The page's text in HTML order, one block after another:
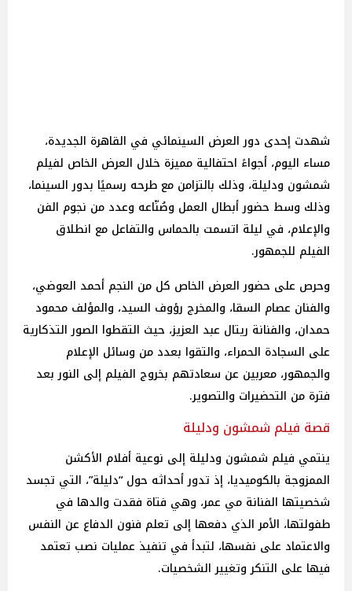
شهدت إحدى دور العرض السينمائي في القاهرة الجديدة،
مساء اليوم، أجواءً احتفالية مميزة خلال العرض الخاص لفيلم
شمشون ودليلة، وذلك بالتزامن مع طرحه رسميًا بدور السينما،
وذلك وسط حضور أبطال العمل وصُنّاعه وعدد من نجوم الفن
والإعلام، في ليلة اتسمت بالحماس والتفاعل مع انطلاق
الفيلم للجمهور.
وحرص على حضور العرض الخاص كل من النجم أحمد العوضي،
والفنان عصام السقا، والمخرج رؤوف السيد، والمؤلف محمود
حمدان، والفنانة ريتال عبد العزيز، حيث التقطوا الصور التذكارية
على السجادة الحمراء، والتقوا بعدد من وسائل الإعلام
والجمهور، معربين عن سعادتهم بخروج الفيلم إلى النور بعد
فترة من التحضيرات والتصوير.
قصة فيلم شمشون ودليلة
ينتمي فيلم شمشون ودليلة إلى نوعية أفلام الأكشن
الممزوجة بالكوميديا، إذ تدور أحداثه حول “دليلة”، التي تجسد
شخصيتها الفنانة مي عمر، وهي فتاة فقدت والدها في
طفولتها، الأمر الذي دفعها إلى تعلم فنون الدفاع عن النفس
والاعتماد على نفسها، لتبدأ في تنفيذ عمليات نصب تعتمد
فيها على التنكر وتغيير الشخصيات.